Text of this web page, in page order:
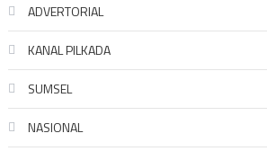
ADVERTORIAL
KANAL PILKADA
SUMSEL
NASIONAL